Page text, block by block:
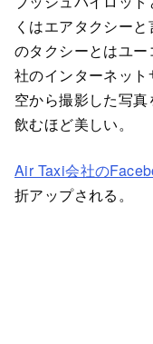
くはエアタクシー
のタクシーとはユ
社のインターネッ
空から撮影した写
飲むほど美しい。
Air Taxi会社の
折アップされる。